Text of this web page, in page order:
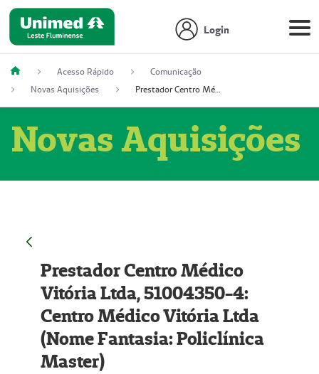
Login
Acesso Rápido
Comunicação
Novas Aquisições
Prestador Centro Médico Vitória Ltda, 51004350-4: Centro Médico Vitória Ltda (Nome Fantasia: Policlínica Master)
Novas Aquisições
Prestador Centro Médico
Vitória Ltda, 51004350-4:
Centro Médico Vitória Ltda
(Nome Fantasia: Policlínica
Master)